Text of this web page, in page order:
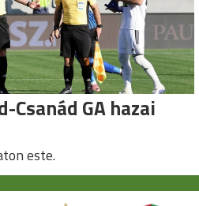
Csanád GA hazai
este.